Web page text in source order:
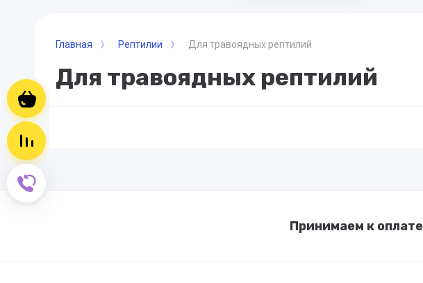
Главная Рептилии Для травоядных рептилий
Для травоядных рептилий
Принимаем к оплате